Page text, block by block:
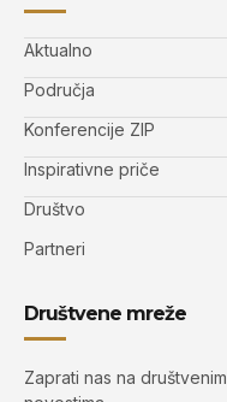
Aktualno
Područja
Konferencije ZIP
Inspirativne priče
Društvo
Partneri
Društvene mreže
Zaprati nas na